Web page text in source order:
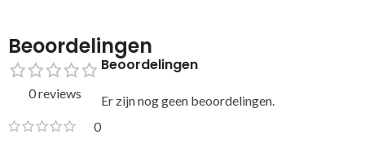
Beoordelingen
0 reviews
0
Beoordelingen
Er zijn nog geen beoordelingen.